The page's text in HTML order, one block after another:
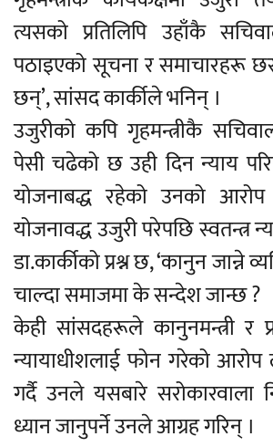
त्यसको प्रतिलिपि उहाँकै
पठाइएको सूचना र समाचारहरू
छन्’, सांसद कार्कीले भनिन् ।
उजुरीको कपि गृहमन्त्रीकै
पेसी चढेको छ उही दिन न्याय
योजनाबद्ध रहेको उनको
योजनावद्ध उजुरी परेपछि स्वतन्त्र
डा.कार्कीको प्रश्न छ, ‘कानुन जान्ने
चाल्दा समाजमा के सन्देश जान्छ ?
केही सांसदहरूले कानुनमन्त्री र
न्यायाधीशलाई फोन गरेको
गर्दै उनले यसबारे सरोकारवाला
ध्यान जानुपर्ने उनले आग्रह गरिन् ।